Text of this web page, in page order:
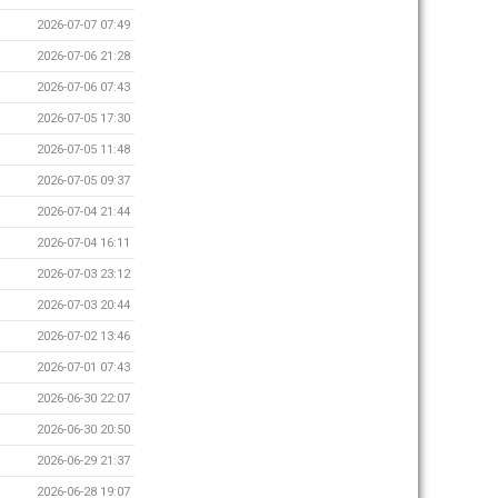
2026-07-07 07:49
2026-07-06 21:28
2026-07-06 07:43
2026-07-05 17:30
2026-07-05 11:48
2026-07-05 09:37
2026-07-04 21:44
2026-07-04 16:11
2026-07-03 23:12
2026-07-03 20:44
2026-07-02 13:46
2026-07-01 07:43
2026-06-30 22:07
2026-06-30 20:50
2026-06-29 21:37
2026-06-28 19:07